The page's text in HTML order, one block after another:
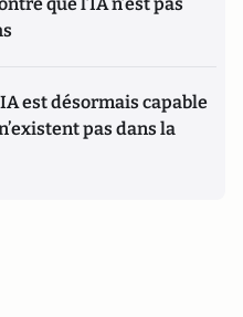
est désormais capable
pas dans la